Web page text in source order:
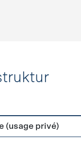
(usage privé)